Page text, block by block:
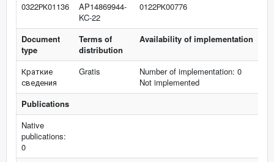
0322РК01136
AP14869944-
KC-22
0122РК00776
Document
type
Terms of
distribution
Availability of implementation
Краткие
сведения
Gratis
Number of implementation: 0
Not implemented
Publications
Native
publications:
0